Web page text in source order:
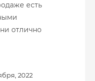
есть
отлично
2022